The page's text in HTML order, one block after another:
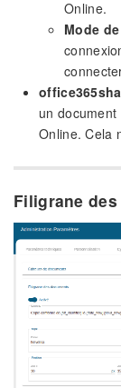
Online.
Mode
un
Online. Cela
Filigrane